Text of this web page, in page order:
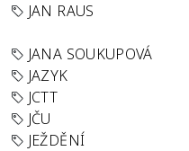
JAN RAUS
JANA SOUKUPOVÁ
JAZYK
JCTT
JČU
JEŽDĚNÍ